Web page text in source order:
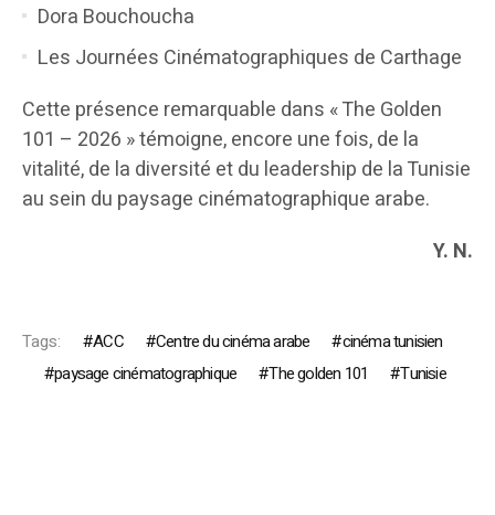
Dora Bouchoucha
Les Journées Cinématographiques de Carthage
Cette présence remarquable dans « The Golden
101 – 2026 » témoigne, encore une fois, de la
vitalité, de la diversité et du leadership de la Tunisie
au sein du paysage cinématographique arabe.
Y. N.
Tags: ACC Centre du cinéma arabe
cinéma tunisien
paysage cinématographique
The golden 101 Tunisie